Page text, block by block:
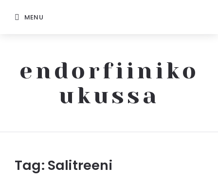
MENU
endorfiiniko
ukussa
Tag: Salitreeni